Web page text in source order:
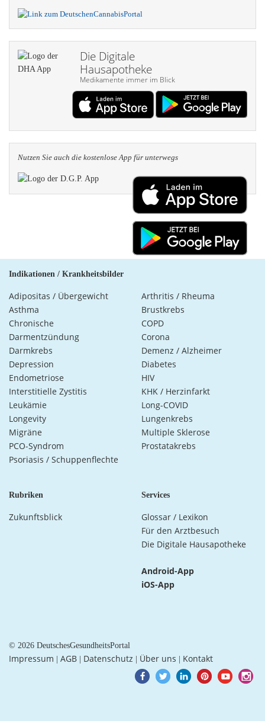
Die Digitale
Hausapotheke
Medikamente immer im Blick
Nutzen Sie auch die kosten­lose App für unterwegs
Indikationen / Krankheitsbilder
Adipositas / Übergewicht
Arthritis / Rheuma
Asthma
Brustkrebs
Chronische
Darmentzündung
COPD
Corona
Darmkrebs
Demenz / Alzheimer
Depression
Diabetes
Endometriose
HIV
Interstitielle Zystitis
KHK / Herzinfarkt
Leukämie
Long-COVID
Longevity
Lungenkrebs
Migräne
Multiple Sklerose
PCO-Syndrom
Prostatakrebs
Psoriasis / Schuppenflechte
Rubriken
Zukunftsblick
Services
Glossar / Lexikon
Für den Arztbesuch
Die Digitale Hausapotheke
Android-App
iOS-App
© 2026 DeutschesGesundheitsPortal
Impressum AGB Datenschutz Über uns Kontakt